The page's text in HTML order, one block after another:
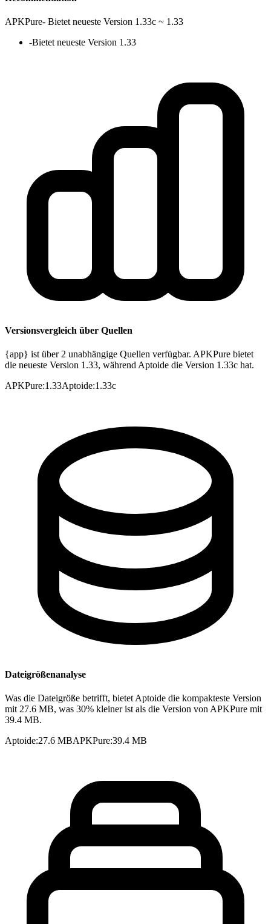
APKPure- Bietet neueste Version 1.33c ~ 1.33
-Bietet neueste Version 1.33
Versionsvergleich über Quellen
{app} ist über 2 unabhängige Quellen verfügbar. APKPure bietet
die neueste Version 1.33, während Aptoide die Version 1.33c hat.
APKPure:1.33Aptoide:1.33c
Dateigrößenanalyse
Was die Dateigröße betrifft, bietet Aptoide die kompakteste Version
mit 27.6 MB, was 30% kleiner ist als die Version von APKPure mit
39.4 MB.
Aptoide:27.6 MBAPKPure:39.4 MB